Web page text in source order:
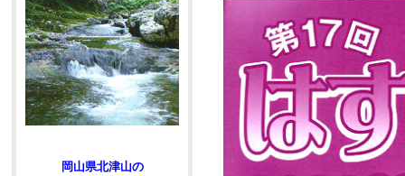
岡山県北津山の